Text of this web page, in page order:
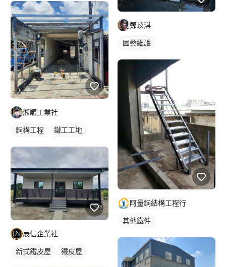
淞順工業社
鋼構工程 鐵工工地
辰信企業社
新式鐵皮屋
鐵皮屋
鄭苡淇
園藝維護
阿量鋼結構工程行
其他鐵件